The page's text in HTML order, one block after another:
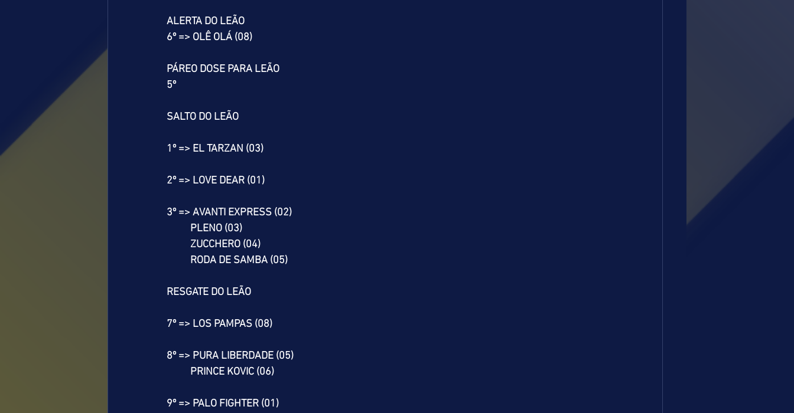
ALERTA DO LEÃO
6º => OLÊ OLÁ (08)
PÁREO DOSE PARA LEÃO
5º
SALTO DO LEÃO
1º => EL TARZAN (03)
2º => LOVE DEAR (01)
3º => AVANTI EXPRESS (02)
          PLENO (03)
          ZUCCHERO (04)
          RODA DE SAMBA (05)
RESGATE DO LEÃO
7º => LOS PAMPAS (08)
8º => PURA LIBERDADE (05)
          PRINCE KOVIC (06)
9º => PALO FIGHTER (01)